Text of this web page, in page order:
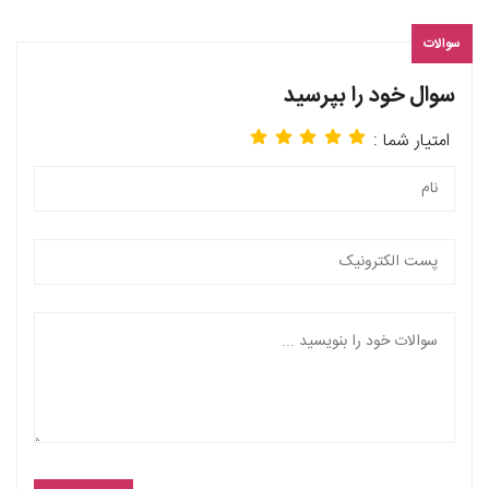
سوالات
سوال خود را بپرسید
امتیار شما :